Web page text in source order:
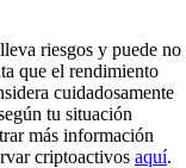
riesgos y puede no
que el rendimiento
cuidadosamente
tu situación
más información
criptoactivos aquí.